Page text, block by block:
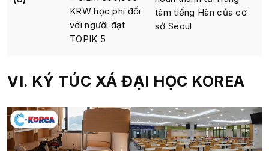
KRW học phí đối
với người đạt
TOPIK 5
tâm tiếng Hàn của cơ
sở Seoul
VI. KÝ TÚC XÁ ĐẠI HỌC KOREA